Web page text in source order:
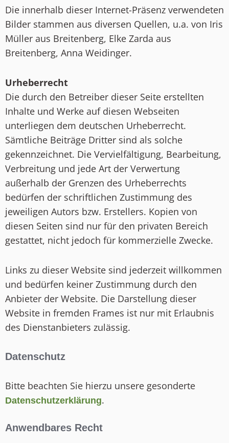
Die innerhalb dieser Internet-Präsenz verwendeten
Bilder stammen aus diversen Quellen, u.a. von Iris
Müller aus Breitenberg, Elke Zarda aus
Breitenberg, Anna Weidinger.
Urheberrecht
Die durch den Betreiber dieser Seite erstellten
Inhalte und Werke auf diesen Webseiten
unterliegen dem deutschen Urheberrecht.
Sämtliche Beiträge Dritter sind als solche
gekennzeichnet. Die Vervielfältigung, Bearbeitung,
Verbreitung und jede Art der Verwertung
außerhalb der Grenzen des Urheberrechts
bedürfen der schriftlichen Zustimmung des
jeweiligen Autors bzw. Erstellers. Kopien von
diesen Seiten sind nur für den privaten Bereich
gestattet, nicht jedoch für kommerzielle Zwecke.
Links zu dieser Website sind jederzeit willkommen
und bedürfen keiner Zustimmung durch den
Anbieter der Website. Die Darstellung dieser
Website in fremden Frames ist nur mit Erlaubnis
des Dienstanbieters zulässig.
Datenschutz
Bitte beachten Sie hierzu unsere gesonderte
Datenschutzerklärung.
Anwendbares Recht